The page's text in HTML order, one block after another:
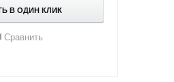
В ОДИН КЛИК
Сравнить